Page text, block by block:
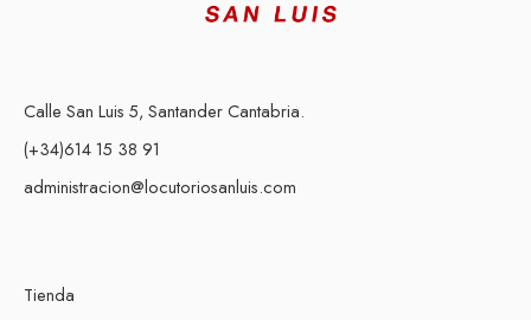
Calle San Luis 5, Santander Cantabria.
(+34)614 15 38 91
administracion@locutoriosanluis.com
Tienda